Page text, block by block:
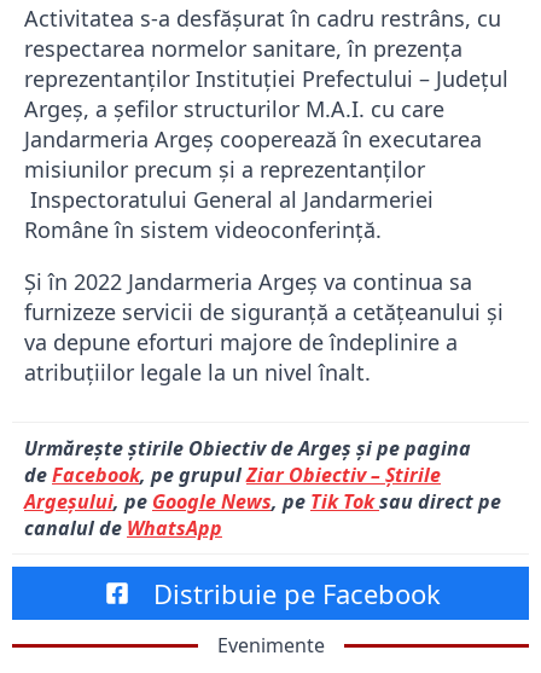
Activitatea s-a desfăşurat în cadru restrâns, cu
respectarea normelor sanitare, în prezenţa
reprezentanților Instituției Prefectului – Judeţul
Argeș, a şefilor structurilor M.A.I. cu care
Jandarmeria Argeș cooperează în executarea
misiunilor precum și a reprezentanților
Inspectoratului General al Jandarmeriei
Române în sistem videoconferință.
Și în 2022 Jandarmeria Argeș va continua sa
furnizeze servicii de siguranță a cetățeanului și
va depune eforturi majore de îndeplinire a
atribuțiilor legale la un nivel înalt.
Urmărește știrile Obiectiv de Argeș și pe pagina
deFacebook, pe grupulZiar Obiectiv – Știrile
Argeșului, pe Google News, pe Tik Toksau direct pe
canalul de WhatsApp
Distribuie pe Facebook
Evenimente